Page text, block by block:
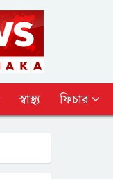
স্বাস্থ্য ফিচার